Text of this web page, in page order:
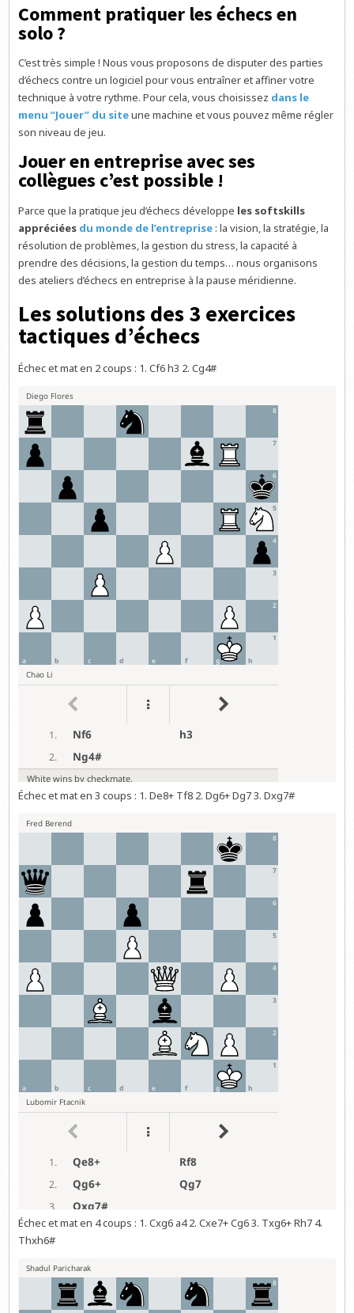
Comment pratiquer les échecs en
solo ?
C’est très simple ! Nous vous proposons de disputer des parties
d’échecs contre un logiciel pour vous entraîner et affiner votre
technique à votre rythme. Pour cela, vous choisissez dans le
menu “Jouer” du siteune machine et vous pouvez même régler
son niveau de jeu.
Jouer en entreprise avec ses
collègues c’est possible !
Parce que la pratique jeu d’échecs développe les softskills
appréciées du monde de l’entreprise : la vision, la stratégie, la
résolution de problèmes, la gestion du stress, la capacité à
prendre des décisions, la gestion du temps… nous organisons
des ateliers d’échecs en entreprise à la pause méridienne.
Les solutions des 3 exercices
tactiques d’échecs
Échec et mat en 2 coups : 1. Cf6 h3 2. Cg4#
Échec et mat en 3 coups : 1. De8+ Tf8 2. Dg6+ Dg7 3. Dxg7#
Échec et mat en 4 coups : 1. Cxg6 a4 2. Cxe7+ Cg6 3. Txg6+ Rh7 4.
Thxh6#